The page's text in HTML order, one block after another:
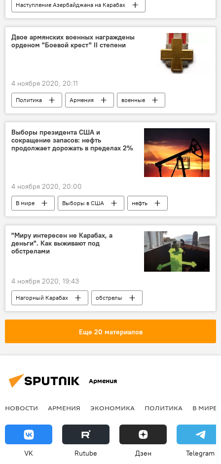
Наступление Азербайджана на Карабах
Видео
Мультимедиа
беспилотник
Вооруженные силы
Двое армянских военных награждены
орденом "Боевой крест" II степени
4 ноября 2020, 20:11
Политика Армения
военные
награждение
Выборы президента США и
сокращение запасов: нефть
продолжает дорожать в пределах 2%
4 ноября 2020, 20:00
В мире Выборы в США нефть
"Миру интересен не Карабах, а
деньги". Как выживают под
обстрелами
4 ноября 2020, 19:43
Нагорный Карабах обстрелы
Еще 20 материалов
Армения
НОВОСТИ АРМЕНИЯ ЭКОНОМИКА ПОЛИТИКА В МИРЕ
VK Rutube Дзен Telegram